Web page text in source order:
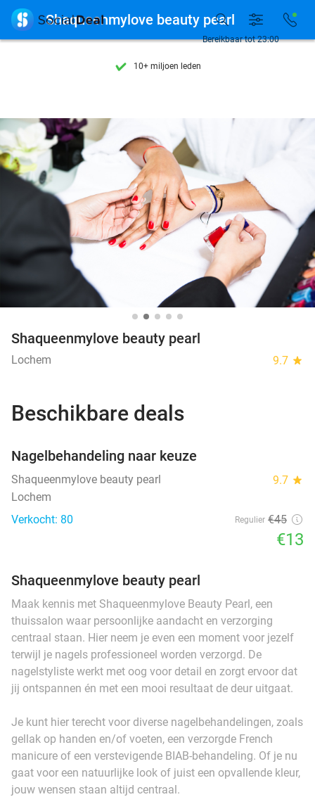
7 dagen per week beschikbaar
10+ miljoen leden
7 dagen per week beschikbaar
10+ miljoen leden
Bereikbaar tot 23:00
 Shaqueenmylove beauty pearl
Shaqueenmylove beauty pearl
Lochem 9.7 star
Beschikbare deals
Nagelbehandeling naar keuze
Shaqueenmylove beauty pearl 9.7 star
Lochem
Verkocht: 80
Regulier €45
€13
Shaqueenmylove beauty pearl
Maak kennis met Shaqueenmylove Beauty Pearl, een
thuissalon waar persoonlijke aandacht en verzorging
centraal staan. Hier neem je even een moment voor jezelf
terwijl je nagels professioneel worden verzorgd. De
nagelstyliste werkt met oog voor detail en zorgt ervoor dat
jij ontspannen én met een mooi resultaat de deur uitgaat.
Je kunt hier terecht voor diverse nagelbehandelingen, zoals
gellak op handen en/of voeten, een verzorgde French
manicure of een verstevigende BIAB-behandeling. Of je nu
gaat voor een natuurlijke look of juist een opvallende kleur,
jouw wensen staan altijd centraal.